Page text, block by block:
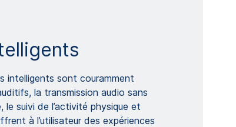
intelligents sont couramment
la transmission audio sans
le suivi de l’activité physique et
à l’utilisateur des expériences